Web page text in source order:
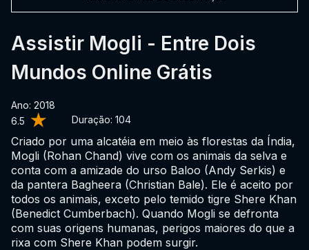
6.5 Duração: 104
Assistir Mogli - Entre Dois
Mundos Online Grátis
Ano: 2018
Criado por uma alcatéia em meio às florestas da Índia,
Mogli (Rohan Chand) vive com os animais da selva e
conta com a amizade do urso Baloo (Andy Serkis) e
da pantera Bagheera (Christian Bale). Ele é aceito por
todos os animais, exceto pelo temido tigre Shere Khan
(Benedict Cumberbach). Quando Mogli se defronta
com suas origens humanas, perigos maiores do que a
rixa com Shere Khan podem surgir.